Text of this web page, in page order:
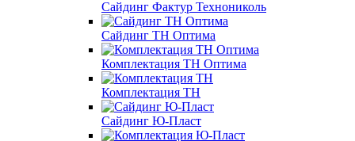
Сайдинг Фактур Технониколь
Сайдинг ТН Оптима
Комплектация ТН Оптима
Комплектация ТН
Сайдинг Ю-Пласт